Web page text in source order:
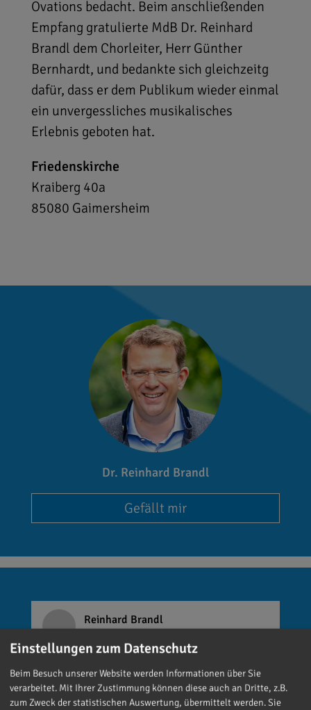
Ovations bedacht. Beim anschließenden
Empfang gratulierte MdB Dr. Reinhard
Brandl dem Chorleiter, Herr Günther
Bernhardt, und bedankte sich gleichzeitg
dafür, dass er dem Publikum wieder einmal
ein unvergessliches musikalisches
Erlebnis geboten hat.
Friedenskirche
Kraiberg 40a
85080 Gaimersheim
Dr. Reinhard Brandl
Gefällt mir
Reinhard Brandl
Mein meistgenutztes Wort am Samstag war:
„Danke!“ 😊 Vielen Dank für die zahlreichen
Glückwünsche, Nachrichten, Anrufe und die
Einstellungen zum Datenschutz
Beim Besuch unserer Website werden Informationen über Sie
verarbeitet. Mit Ihrer Zustimmung können diese auch an Dritte, z.B.
zum Zweck der statistischen Auswertung, übermittelt werden. Sie